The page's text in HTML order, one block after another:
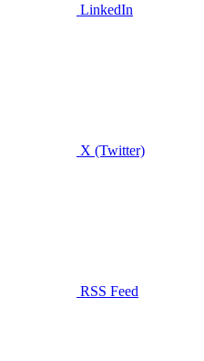
LinkedIn
X (Twitter)
RSS Feed